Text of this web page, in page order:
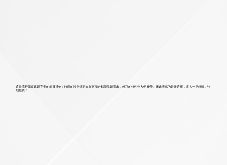
這款流行花束真是完美的節日禮物！時尚的設計讓它在任何場合都能脫穎而出，輕巧的特性也方便攜帶。傳遞情感的最佳選擇，讓人一見鍾情，強
烈推薦！